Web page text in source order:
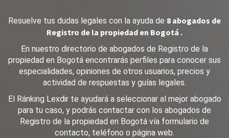
Resuelve tus dudas legales con la ayuda de 8 abogados de
Registro de la propiedad en Bogotá .
En nuestro directorio de abogados de Registro de la
propiedad en Bogotá encontrarás perfiles para conocer sus
especialidades, opiniones de otros usuarios, precios y
actividad de respuestas y guías legales.
El Ránking Lexdir te ayudará a seleccionar al mejor abogado
para tu caso, y podrás contactar con los abogados de
Registro de la propiedad en Bogotá vía formulario de
contacto, teléfono o página web.